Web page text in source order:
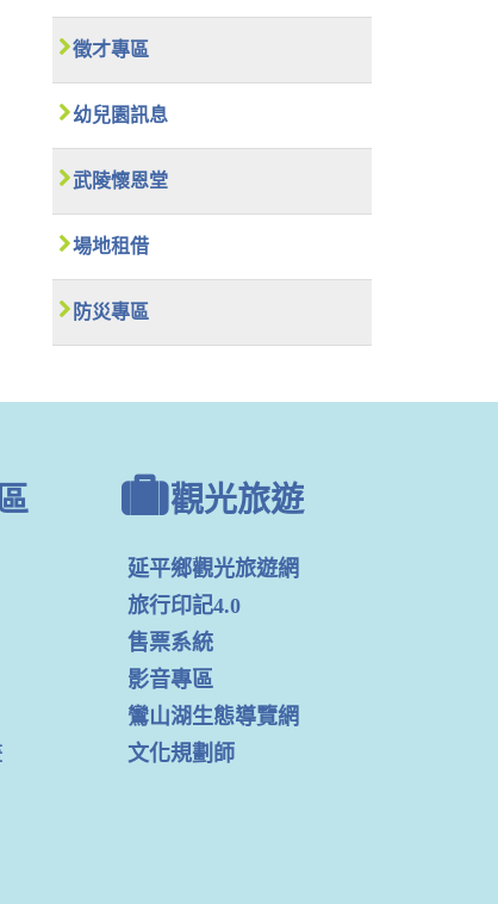
徵才專區
幼兒園訊息
武陵懷恩堂
場地租借
防災專區
觀光旅遊
延平鄉觀光旅遊網
旅行印記4.0
售票系統
影音專區
鸞山湖生態導覽網
文化規劃師